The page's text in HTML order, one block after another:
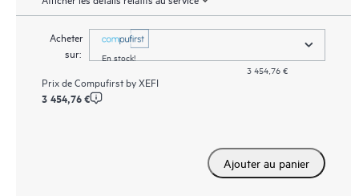
Acheter
sur:
En stock!
3 454,76 €
Prix deCompufirst by XEFI
3 454,76 €
Ajouter au panier